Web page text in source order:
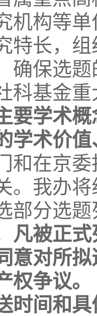
机构等
特长，
确保选
科基金
要学术
学术价
和在京
。我办
部分选
凡被正
意对所
权争议。
时间和